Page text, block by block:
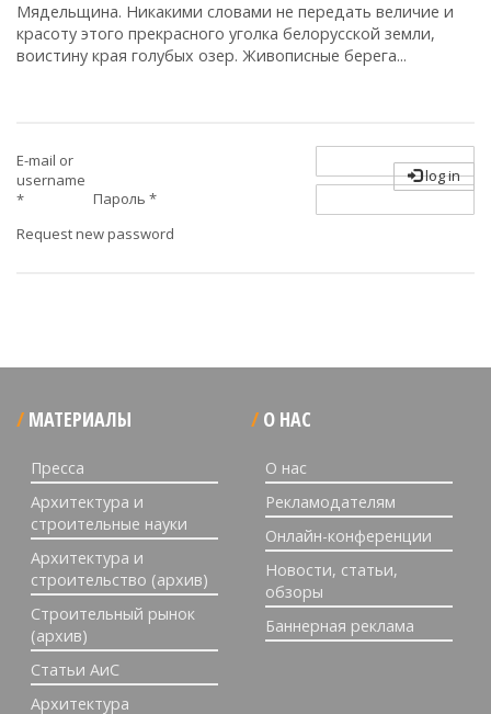
Мядельщина. Никакими словами не передать величие и
красоту этого прекрасного уголка белорусской земли,
воистину края голубых озер. Живописные берега...
E-mail or
username
*
Пароль *
Request new password
log in
МАТЕРИАЛЫ
Пресса
Архитектура и
строительные науки
Архитектура и
строительство (архив)
Строительный рынок
(архив)
Статьи АиС
Архитектура
О НАС
О нас
Рекламодателям
Онлайн-конференции
Новости, статьи,
обзоры
Баннерная реклама